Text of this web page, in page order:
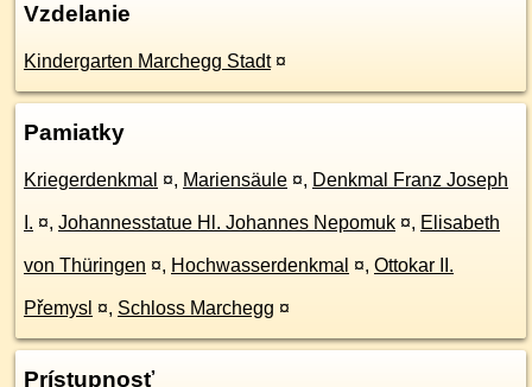
Vzdelanie
Kindergarten Marchegg Stadt ¤
Pamiatky
Kriegerdenkmal ¤, Mariensäule ¤, Denkmal Franz Joseph
I. ¤, Johannesstatue Hl. Johannes Nepomuk ¤, Elisabeth
von Thüringen ¤, Hochwasserdenkmal ¤, Ottokar II.
Přemysl ¤, Schloss Marchegg ¤
Prístupnosť